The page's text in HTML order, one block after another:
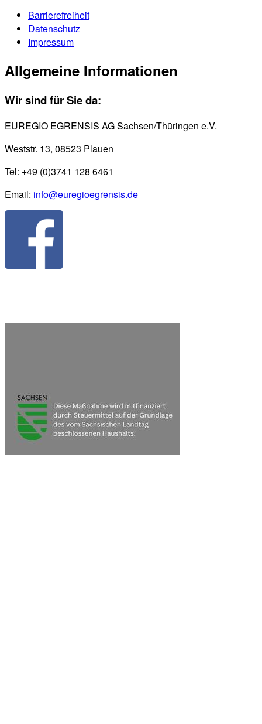
Barrierefreiheit
Datenschutz
Impressum
Allgemeine Informationen
Wir sind für Sie da:
EUREGIO EGRENSIS AG Sachsen/Thüringen e.V.
Weststr. 13, 08523 Plauen
Tel: +49 (0)3741 128 6461
Email: info@euregioegrensis.de